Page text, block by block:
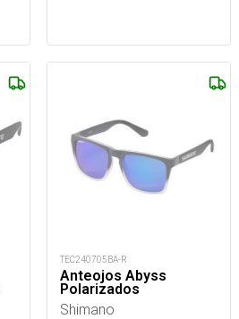
TEC240705BA-R
Anteojos Abyss
Polarizados
Shimano